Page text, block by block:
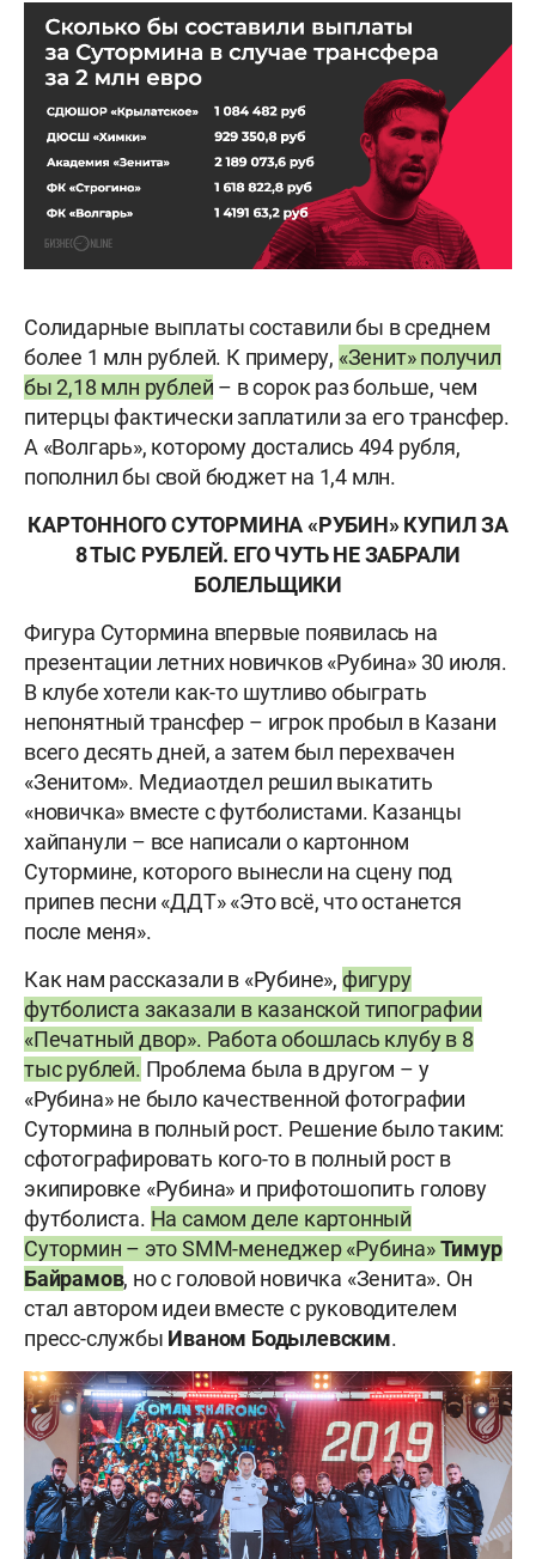
Солидарные выплаты составили бы в среднем
более 1 млн рублей. К примеру, «Зенит» получил
бы 2,18 млн рублей – в сорок раз больше, чем
питерцы фактически заплатили за его трансфер.
А «Волгарь», которому достались 494 рубля,
пополнил бы свой бюджет на 1,4 млн.
КАРТОННОГО СУТОРМИНА «РУБИН» КУПИЛ ЗА
8 ТЫС РУБЛЕЙ. ЕГО ЧУТЬ НЕ ЗАБРАЛИ
БОЛЕЛЬЩИКИ
Фигура Сутормина впервые появилась на
презентации летних новичков «Рубина» 30 июля.
В клубе хотели как-то шутливо обыграть
непонятный трансфер – игрок пробыл в Казани
всего десять дней, а затем был перехвачен
«Зенитом». Медиаотдел решил выкатить
«новичка» вместе с футболистами. Казанцы
хайпанули – все написали о картонном
Сутормине, которого вынесли на сцену под
припев песни «ДДТ» «Это всё, что останется
после меня».
Как нам рассказали в «Рубине», фигуру
футболиста заказали в казанской типографии
«Печатный двор». Работа обошлась клубу в 8
тыс рублей. Проблема была в другом – у
«Рубина» не было качественной фотографии
Сутормина в полный рост. Решение было таким:
сфотографировать кого-то в полный рост в
экипировке «Рубина» и прифотошопить голову
футболиста. На самом деле картонный
Сутормин – это SMM-менеджер «Рубина»Тимур
Байрамов, но с головой новичка «Зенита». Он
стал автором идеи вместе с руководителем
пресс-службы Иваном Бодылевским.